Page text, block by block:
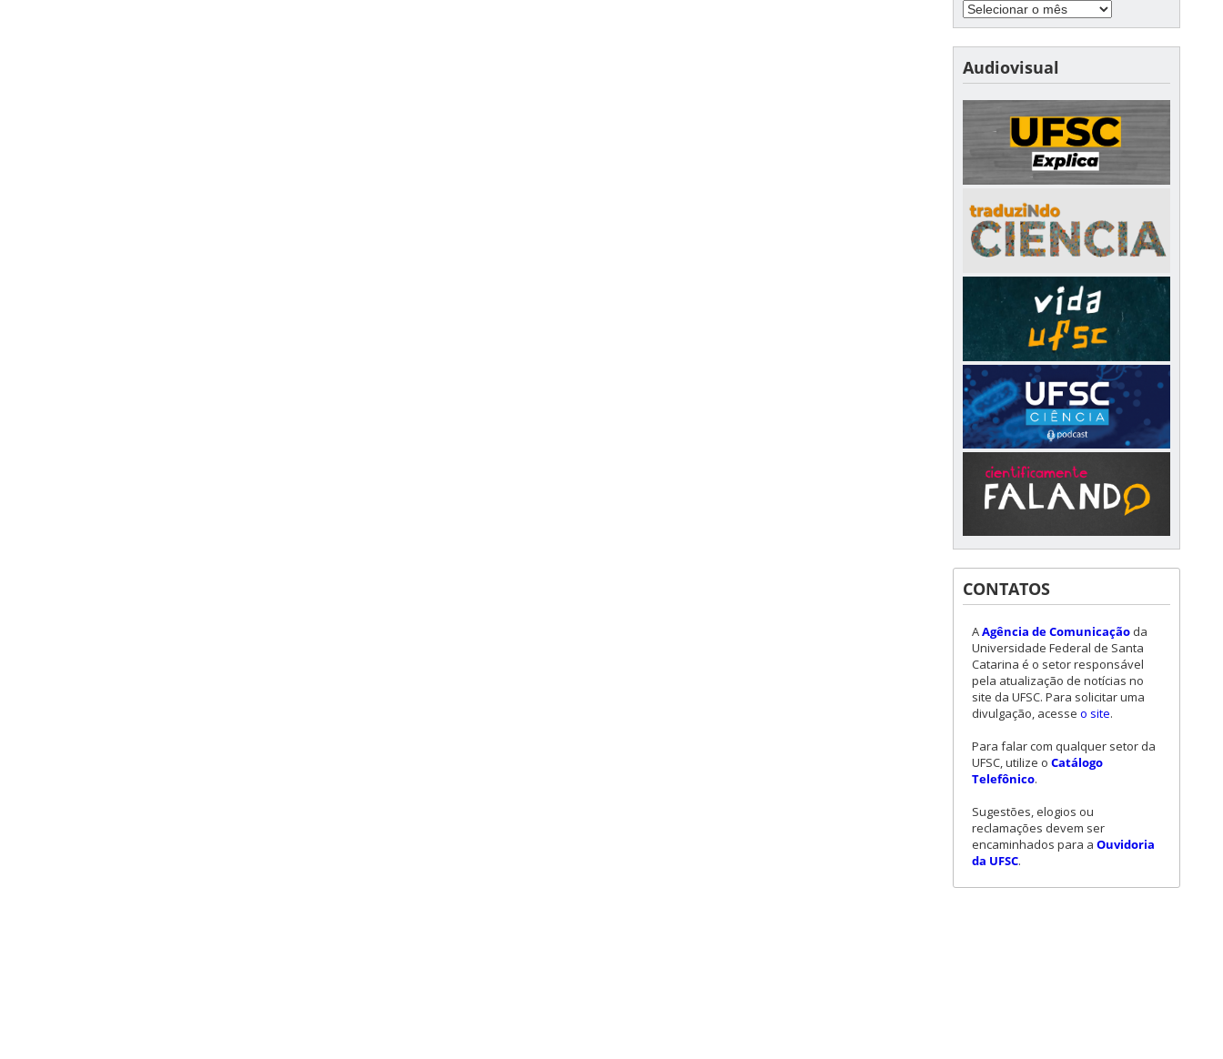
Audiovisual
CONTATOS
AAgência de Comunicação da
Universidade Federal de Santa
Catarina é o setor responsável
pela atualização de notícias no
site da UFSC. Para solicitar uma
divulgação, acesse o site.
Para falar com qualquer setor da
UFSC, utilize o Catálogo
Telefônico.
Sugestões, elogios ou
reclamações devem ser
encaminhados para a Ouvidoria
da UFSC.